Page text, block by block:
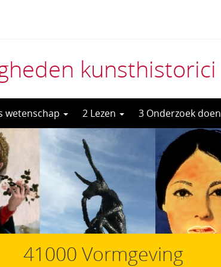
kunsthistorici
wetenschap 2 Lezen 3 Onderzoek doen
41000 Vormgeving